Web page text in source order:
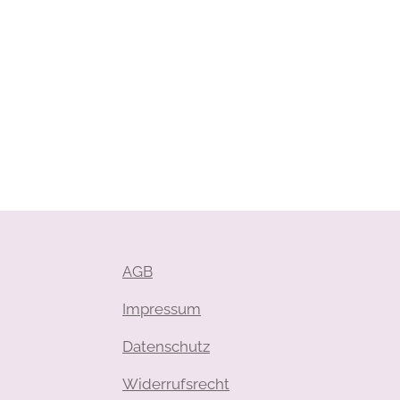
AGB
Impressum
Datenschutz
Widerrufsrecht